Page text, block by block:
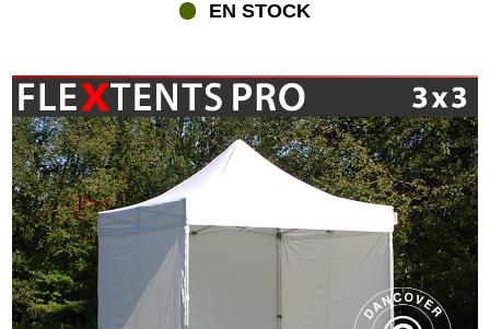
EN STOCK